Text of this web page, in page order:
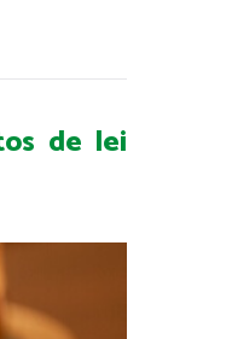
de lei